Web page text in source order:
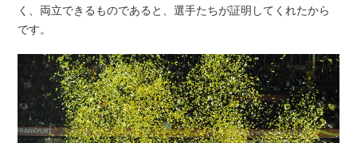
く、両立できるものであると、選手たちが証明してくれたから
です。